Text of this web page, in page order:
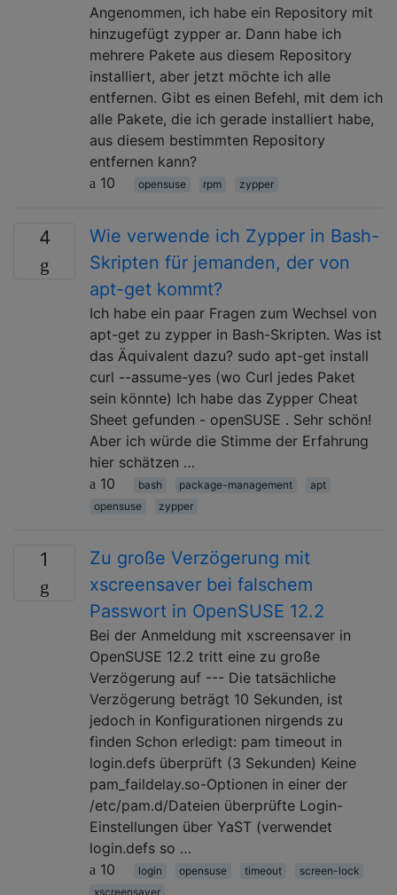
Angenommen, ich habe ein Repository mit
hinzugefügt zypper ar. Dann habe ich
mehrere Pakete aus diesem Repository
installiert, aber jetzt möchte ich alle
entfernen. Gibt es einen Befehl, mit dem ich
alle Pakete, die ich gerade installiert habe,
aus diesem bestimmten Repository
entfernen kann?
10
opensuse rpm zypper
4
Wie verwende ich Zypper in Bash-
Skripten für jemanden, der von
apt-get kommt?
Ich habe ein paar Fragen zum Wechsel von
apt-get zu zypper in Bash-Skripten. Was ist
das Äquivalent dazu? sudo apt-get install
curl --assume-yes (wo Curl jedes Paket
sein könnte) Ich habe das Zypper Cheat
Sheet gefunden - openSUSE . Sehr schön!
Aber ich würde die Stimme der Erfahrung
hier schätzen …
10
bash package-management
apt
opensuse
zypper
1
Zu große Verzögerung mit
xscreensaver bei falschem
Passwort in OpenSUSE 12.2
Bei der Anmeldung mit xscreensaver in
OpenSUSE 12.2 tritt eine zu große
Verzögerung auf --- Die tatsächliche
Verzögerung beträgt 10 Sekunden, ist
jedoch in Konfigurationen nirgends zu
finden Schon erledigt: pam timeout in
login.defs überprüft (3 Sekunden) Keine
pam_faildelay.so-Optionen in einer der
/etc/pam.d/Dateien überprüfte Login-
Einstellungen über YaST (verwendet
login.defs so …
10
login opensuse timeout
screen-lock
xscreensaver